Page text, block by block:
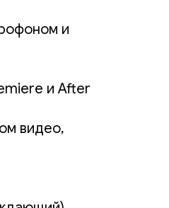
и
и After
видео,